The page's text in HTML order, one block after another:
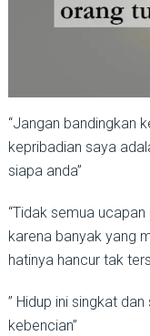
“Jangan bandingkan
kepribadian saya
siapa anda”
“Tidak semua
karena banyak yang
hatinya hancur tak
” Hidup ini singkat
kebencian”